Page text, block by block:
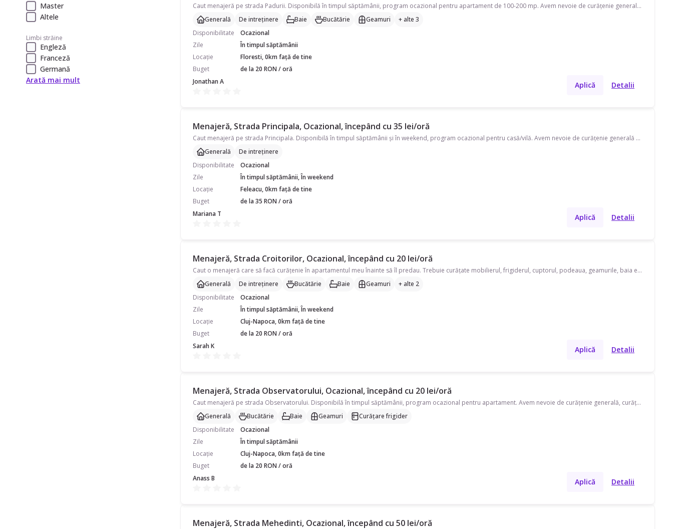
Master
Altele
Limbi străine
Engleză
Franceză
Germană
Arată mai mult
Caut menajeră pe strada Padurii. Disponibilă în timpul săptămânii, program ocazional pentru apartament de 100-200 mp. Avem nevoie de curățenie generală, curățenie de întreținere, curățenie baie, curățenie bucătărie și curățenie geamuri, și ajutor cu schimbat așternuturi, curățare aragaz/ cuptor, curățare frigider. Preferăm pe cineva cu echipament propriu.
Generală
De intreținere Baie Bucătărie Geamuri
+ alte 3
Disponibilitate
Ocazional
Zile
În timpul săptămânii
Locație
Floresti, 0km față de tine
Buget
de la 20 RON / oră
Jonathan A
Aplică Detalii
Menajeră, Strada Principala, Ocazional, începând cu 35 lei/oră
Caut menajeră pe strada Principala. Disponibilă în timpul săptămânii și în weekend, program ocazional pentru casă/vilă. Avem nevoie de curățenie generală și curățenie de întreținere. Preferăm pe cineva cu echipament propriu.
Generală
De intreținere
Disponibilitate
Ocazional
Zile
În timpul săptămânii, În weekend
Locație
Feleacu, 0km față de tine
Buget
de la 35 RON / oră
Mariana T
Aplică Detalii
Menajeră, Strada Croitorilor, Ocazional, începând cu 20 lei/oră
Caut o menajeră care să facă curățenie în apartamentul meu înainte să îl predau. Trebuie curățate mobilierul, frigiderul, cuptorul, podeaua, geamurile, baia etc. 😊
Generală
De intreținere Bucătărie Baie Geamuri
+ alte 2
Disponibilitate
Ocazional
Zile
În timpul săptămânii, În weekend
Locație
Cluj-Napoca, 0km față de tine
Buget
de la 20 RON / oră
Sarah K
Aplică Detalii
Menajeră, Strada Observatorului, Ocazional, începând cu 20 lei/oră
Caut menajeră pe strada Observatorului. Disponibilă în timpul săptămânii, program ocazional pentru apartament. Avem nevoie de curățenie generală, curățenie bucătărie, curățenie baie, curățenie geamuri și ajutor cu curățarea frigiderului. Căutăm pe cineva care să vorbească și engleză, franceză.
Generală
Bucătărie Baie Geamuri
Curățare frigider
Disponibilitate
Ocazional
Zile
În timpul săptămânii
Locație
Cluj-Napoca, 0km față de tine
Buget
de la 20 RON / oră
Anass B
Aplică Detalii
Menajeră, Strada Mehedinti, Ocazional, începând cu 50 lei/oră